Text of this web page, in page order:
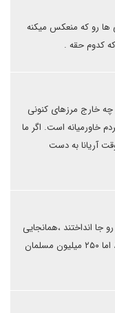
ها رو که منعکس میکنه
کدوم حقه .
چه خارج مرزهای کنونی
خاورمیانه است. اگر ما
آریانا به دست
انداختند ،همانجایی
که بیشترین اشتراک با اریانای فرضی ایشان دارند اما ۲۵۰ میلیون مسلمان